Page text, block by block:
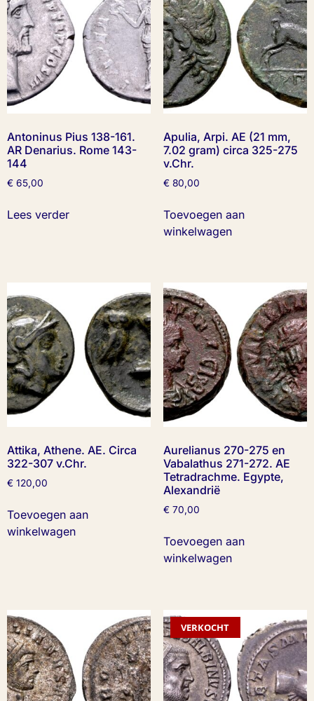
Antoninus Pius 138-161.
AR Denarius. Rome 143-
144
€ 65,00
Lees verder
Apulia, Arpi. AE (21 mm,
7.02 gram) circa 325-275
v.Chr.
€ 80,00
Toevoegen aan
winkelwagen
Attika, Athene. AE. Circa
322-307 v.Chr.
€ 120,00
Toevoegen aan
winkelwagen
Aurelianus 270-275 en
Vabalathus 271-272. AE
Tetradrachme. Egypte,
Alexandrië
€ 70,00
Toevoegen aan
winkelwagen
VERKOCHT